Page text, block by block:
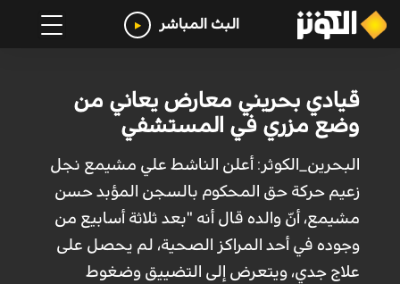
البث المباشر
قيادي بحريني معارض يعاني من
وضع مزري في المستشفي
البحرین_الکوثر: أعلن الناشط علي مشيمع نجل
زعيم حركة حق المحكوم بالسجن المؤبد حسن
مشيمع، أنّ والده قال أنه "بعد ثلاثة أسابيع من
وجوده في أحد المراكز الصحية، لم يحصل على
علاج جدي، ويتعرض إلى التضييق وضغوط